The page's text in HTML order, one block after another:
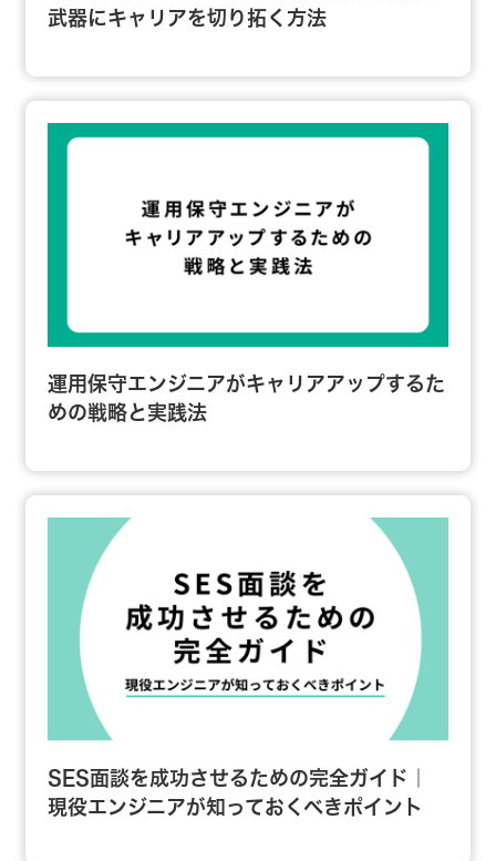
武器にキャリアを切り拓く方法
運用保守エンジニアがキャリアアップするた
めの戦略と実践法
SES面談を成功させるための完全ガイド｜
現役エンジニアが知っておくべきポイント